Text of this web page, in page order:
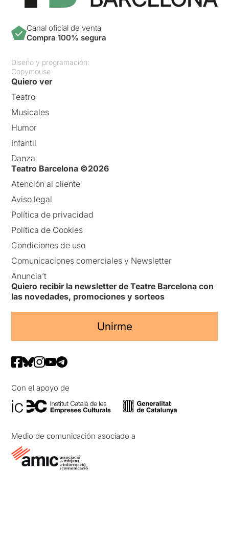
Canal oficial de venta
Compra 100% segura
Diseño y programación:
Copymouse
Quiero ver
Teatro
Musicales
Humor
Infantil
Danza
Teatro Barcelona ©2026
Atención al cliente
Aviso legal
Política de privacidad
Política de Cookies
Condiciones de uso
Comunicaciones comerciales y Newsletter
Anuncia’t
Quiero recibir la newsletter de Teatre Barcelona con
las novedades, promociones y sorteos
Unirme
Con el apoyo de
Medio de comunicación asociado a